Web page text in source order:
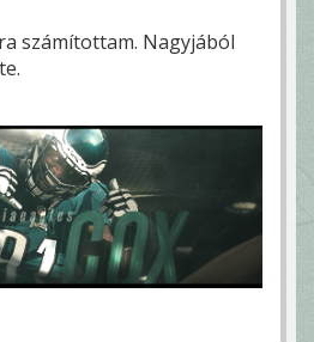
számítottam. Nagyjából